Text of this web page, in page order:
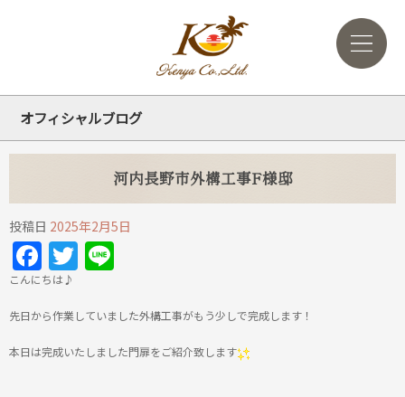
オフィシャルブログ
河内長野市外構工事F様邸
投稿日 2025年2月5日
Facebook
Twitter
こんにちは♪
先日から作業していました外構工事がもう少しで完成します！
本日は完成いたしました門扉をご紹介致します